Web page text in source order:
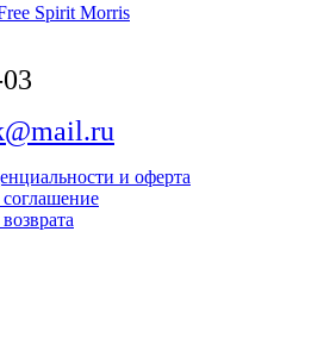
Spirit Morris
и оферта
соглашение